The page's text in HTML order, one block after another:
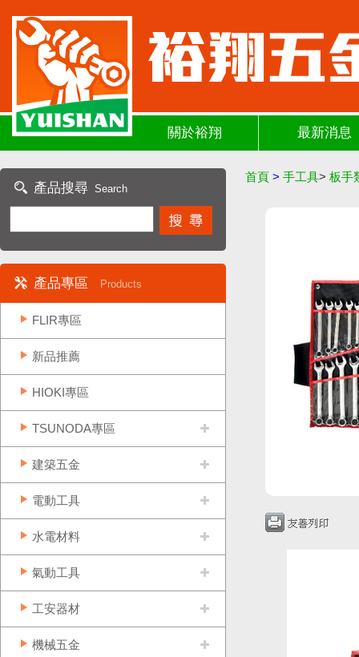
關於裕翔 最新消息
產品搜尋 Search
產品專區 Products
FLIR專區
新品推薦
HIOKI專區
TSUNODA專區
建築五金
電動工具
水電材料
氣動工具
工安器材
機械五金
首頁 > 手工具> 板手